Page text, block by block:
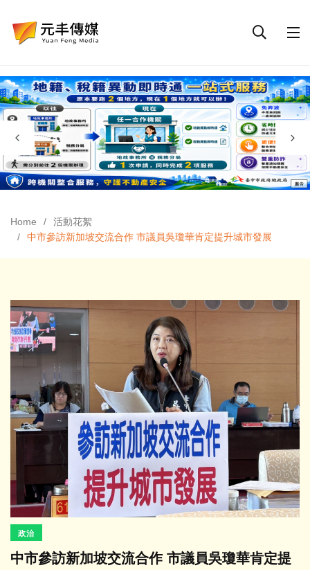
Home
活動花絮
中市參訪新加坡交流合作 市議員吳瓊華肯定提升城市發展
政治
中市參訪新加坡交流合作 市議員吳瓊華肯定提